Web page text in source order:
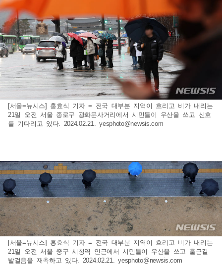
[서울=뉴시스] 홍효식 기자 = 전국 대부분 지역이 흐리고 비가 내리는
21일 오전 서울 종로구 광화문사거리에서 시민들이 우산을 쓰고 신호
를 기다리고 있다. 2024.02.21.yesphoto@newsis.com
[서울=뉴시스] 홍효식 기자 = 전국 대부분 지역이 흐리고 비가 내리는
21일 오전 서울 중구 시청역 인근에서 시민들이 우산을 쓰고 출근길
발걸음을 재촉하고 있다. 2024.02.21.yesphoto@newsis.com